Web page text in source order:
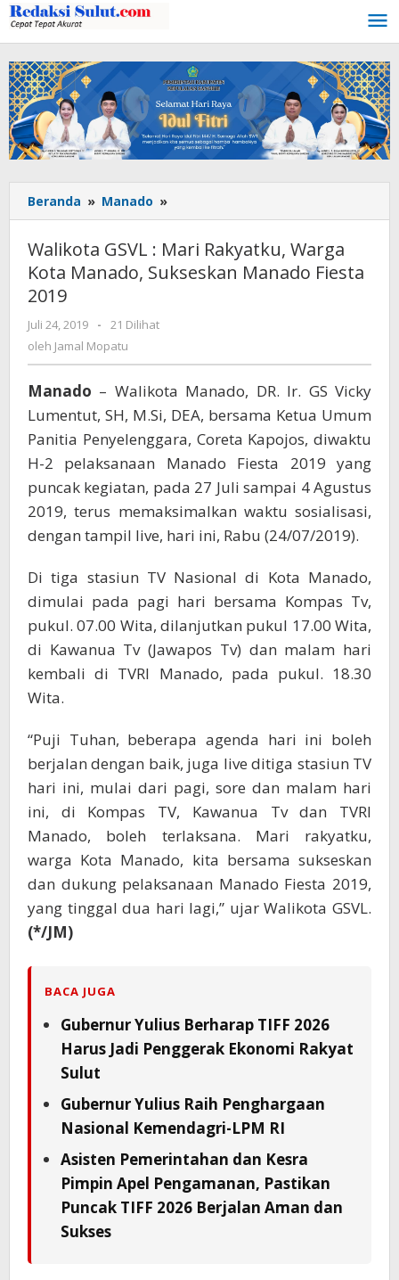
Lewati
ke
konten
Beranda » Manado »
GSVL
Mari
Rakyatku,
Manado
Fiesta
2019
Walikota GSVL : Mari Rakyatku, Warga
Kota Manado, Sukseskan Manado Fiesta
2019
Juli 24, 2019
oleh
Jamal
Mopatu
-
21 Dilihat
oleh Jamal Mopatu
Manado – Walikota Manado, DR. Ir. GS Vicky
Lumentut, SH, M.Si, DEA, bersama Ketua Umum
Panitia Penyelenggara, Coreta Kapojos, diwaktu
H-2 pelaksanaan Manado Fiesta 2019 yang
puncak kegiatan, pada 27 Juli sampai 4 Agustus
2019, terus memaksimalkan waktu sosialisasi,
dengan tampil live, hari ini, Rabu (24/07/2019).
Di tiga stasiun TV Nasional di Kota Manado,
dimulai pada pagi hari bersama Kompas Tv,
pukul. 07.00 Wita, dilanjutkan pukul 17.00 Wita,
di Kawanua Tv (Jawapos Tv) dan malam hari
kembali di TVRI Manado, pada pukul. 18.30
Wita.
“Puji Tuhan, beberapa agenda hari ini boleh
berjalan dengan baik, juga live ditiga stasiun TV
hari ini, mulai dari pagi, sore dan malam hari
ini, di Kompas TV, Kawanua Tv dan TVRI
Manado, boleh terlaksana. Mari rakyatku,
warga Kota Manado, kita bersama sukseskan
dan dukung pelaksanaan Manado Fiesta 2019,
yang tinggal dua hari lagi,” ujar Walikota GSVL.
(*/JM)
BACA JUGA
Gubernur Yulius Berharap TIFF 2026
Harus Jadi Penggerak Ekonomi Rakyat
Sulut
Gubernur Yulius Raih Penghargaan
Nasional Kemendagri-LPM RI
Asisten Pemerintahan dan Kesra
Pimpin Apel Pengamanan, Pastikan
Puncak TIFF 2026 Berjalan Aman dan
Sukses